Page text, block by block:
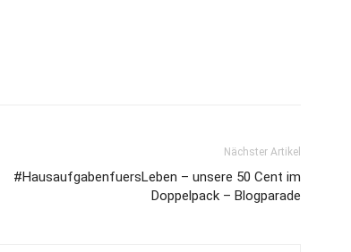
Nächster Artikel
#HausaufgabenfuersLeben – unsere 50 Cent im
Doppelpack – Blogparade